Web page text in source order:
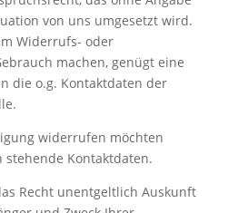
von uns umgesetzt wird.
Widerrufs- oder
machen, genügt eine
die o.g. Kontaktdaten der
widerrufen möchten
stehende Kontaktdaten.
Recht unentgeltlich Auskunft